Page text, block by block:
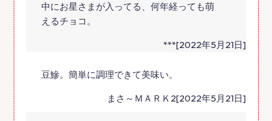
中にお星さまが入ってる、何年経っても萌
えるチョコ。
***[2022年5月21日]
豆鰺。簡単に調理できて美味い。
まさ～ＭＡＲＫ2[2022年5月21日]